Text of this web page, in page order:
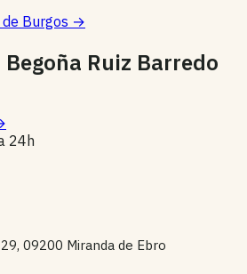
Burgos →
Ruiz Barredo
24h
09200 Miranda de Ebro